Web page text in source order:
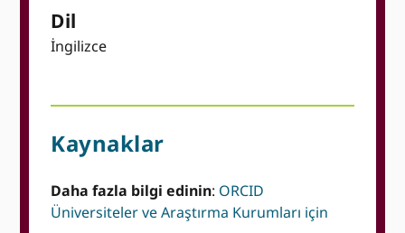
Dil
İngilizce
Kaynaklar
Daha fazla bilgi edinin: ORCID
Üniversiteler ve Araştırma Kurumları için